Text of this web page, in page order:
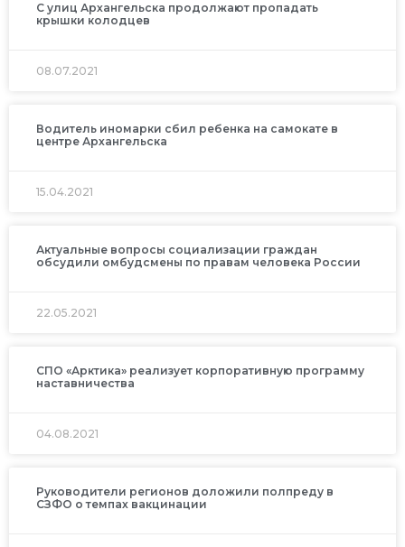
С улиц Архангельска продолжают пропадать
крышки колодцев
08.07.2021
Водитель иномарки сбил ребенка на самокате в
центре Архангельска
15.04.2021
Актуальные вопросы социализации граждан
обсудили омбудсмены по правам человека России
22.05.2021
СПО «Арктика» реализует корпоративную программу
наставничества
04.08.2021
Руководители регионов доложили полпреду в
СЗФО о темпах вакцинации